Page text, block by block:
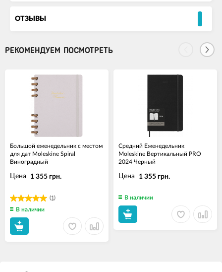
ОТЗЫВЫ
РЕКОМЕНДУЕМ ПОСМОТРЕТЬ
Большой еженедельник с местом
для дат Moleskine Spiral
Виноградный
(1)
Цена 1 355 грн.
В наличии
Средний Еженедельник
Moleskine Вертикальный PRO
2024 Черный
Цена 1 355 грн.
В наличии